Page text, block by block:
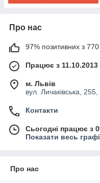
Про нас
97% позитивних з 770
Працює з 11.10.2013
м. Львів
вул. Личаківська, 255,
Контакти
Сьогодні працює з
Показати весь
Про нас